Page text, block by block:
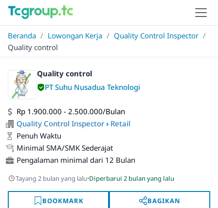
Beranda / Lowongan Kerja / Quality Control Inspector /
Quality control
Quality control
PT Suhu Nusadua Teknologi
Rp 1.900.000 - 2.500.000/Bulan
Quality Control Inspector › Retail
Penuh Waktu
Minimal SMA/SMK Sederajat
Pengalaman minimal dari 12 Bulan
Tayang 2 bulan yang lalu·Diperbarui 2 bulan yang lalu
BOOKMARK BAGIKAN